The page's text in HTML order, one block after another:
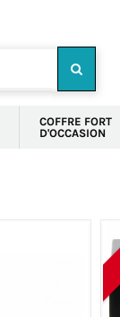
COFFRE FORT
D'OCCASION